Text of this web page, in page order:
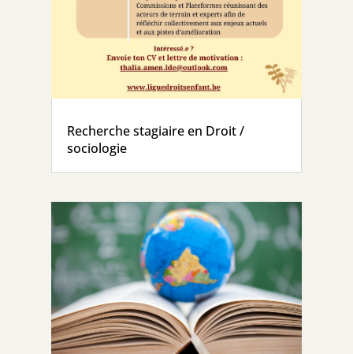
Recherche stagiaire en Droit /
sociologie